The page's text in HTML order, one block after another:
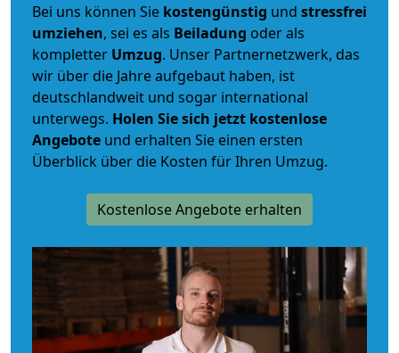
Bei uns können Sie kostengünstig und stressfrei
umziehen, sei es als Beiladung oder als
kompletter Umzug. Unser Partnernetzwerk, das
wir über die Jahre aufgebaut haben, ist
deutschlandweit und sogar international
unterwegs. Holen Sie sich jetzt kostenlose
Angebote und erhalten Sie einen ersten
Überblick über die Kosten für Ihren Umzug.
Kostenlose Angebote erhalten